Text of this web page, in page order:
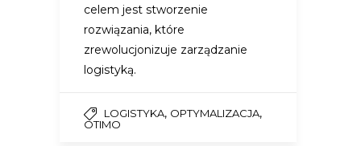
celem jest stworzenie
rozwiązania, które
zrewolucjonizuje zarządzanie
logistyką.
LOGISTYKA, OPTYMALIZACJA,
OTIMO